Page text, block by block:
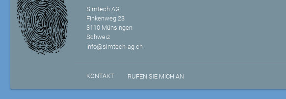
Simtech AG
Finkenweg 23
3110 Münsingen
Schweiz
info@simtech-ag.ch
KONTAKT RUFEN SIE MICH AN